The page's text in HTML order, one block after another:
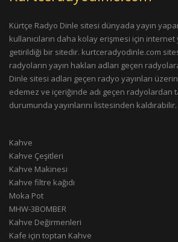
Kürtçe Radyo Dinle sitesi dünyada yayın
kullanıcıların daha kolay erişmesi için internet
getirildiği bir sitedir. kurtceradyodinle.com
radyoların yayın hakları adları geçen
Dinle sitesi adları geçen radyo yayınları
edemez ve içeriğinde adı geçen radyolardan
durumunda yayınlarını listesinden kaldırabilir.
Kahve
Kahve Çeşitleri
Kahve Makinesi
Kahve filtre kağıdı
Moka Pot
MHW-3BOMBER
Kahve Değirmenleri
Kafe için toptan Kahve